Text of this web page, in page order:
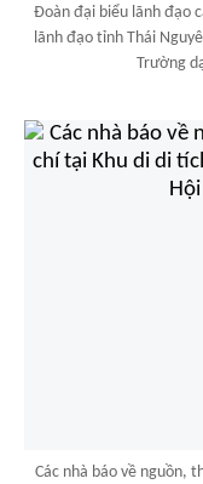
Đoàn đại biểu lãnh đạo
lãnh đạo tỉnh Thái
Trường
Các nhà báo về nguồn,